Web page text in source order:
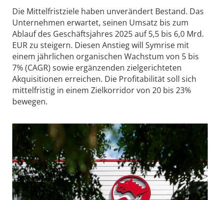
Die Mittelfristziele haben unverändert Bestand. Das
Unternehmen erwartet, seinen Umsatz bis zum
Ablauf des Geschäftsjahres 2025 auf 5,5 bis 6,0 Mrd.
EUR zu steigern. Diesen Anstieg will Symrise mit
einem jährlichen organischen Wachstum von 5 bis
7% (CAGR) sowie ergänzenden zielgerichteten
Akquisitionen erreichen. Die Profitabilität soll sich
mittelfristig in einem Zielkorridor von 20 bis 23%
bewegen.